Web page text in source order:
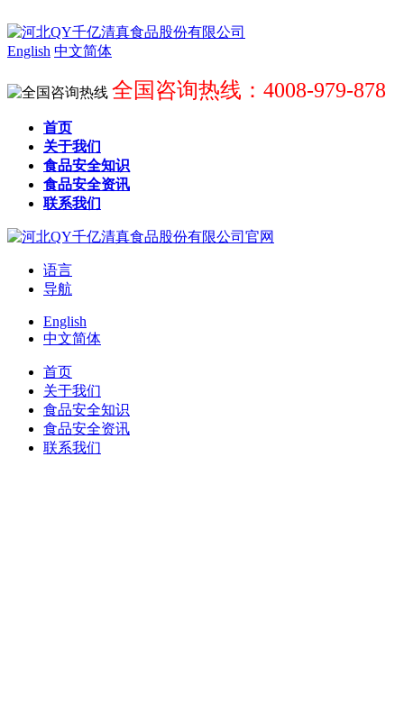
English 中文简体
全国咨询热线：4008-979-878
首页
关于我们
食品安全知识
食品安全资讯
联系我们
语言
导航
English
中文简体
首页
关于我们
食品安全知识
食品安全资讯
联系我们